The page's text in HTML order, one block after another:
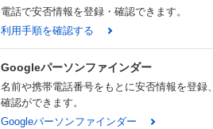
電話で安否情報を登録・確認できます。
利用手順を確認する
Googleパーソンファインダー
名前や携帯電話番号をもとに安否情報を登録、
確認ができます。
Googleパーソンファインダー